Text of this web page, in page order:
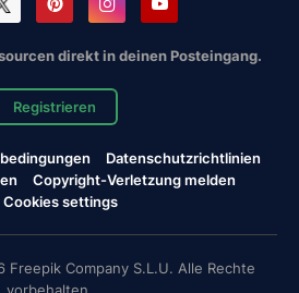
direkt in deinen Posteingang.
Registrieren
Datenschutzrichtlinien
Copyright-Verletzung melden
Cookies settings
Company S.L.U. Alle Rechte